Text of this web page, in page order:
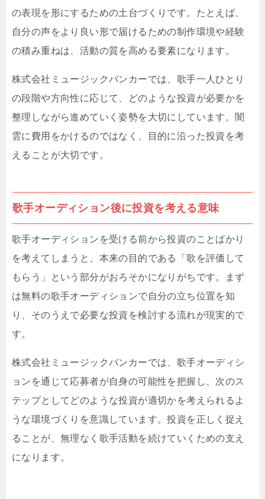
の表現を形にするための土台づくりです。たとえば、
自分の声をより良い形で届けるための制作環境や経験
の積み重ねは、活動の質を高める要素になります。
株式会社ミュージックバンカーでは、歌手一人ひとり
の段階や方向性に応じて、どのような投資が必要かを
整理しながら進めていく姿勢を大切にしています。闇
雲に費用をかけるのではなく、目的に沿った投資を考
えることが大切です。
歌手オーディション後に投資を考える意味
歌手オーディションを受ける前から投資のことばかり
を考えてしまうと、本来の目的である「歌を評価して
もらう」という部分がおろそかになりがちです。まず
は無料の歌手オーディションで自分の立ち位置を知
り、そのうえで必要な投資を検討する流れが現実的で
す。
株式会社ミュージックバンカーでは、歌手オーディシ
ョンを通じて応募者が自身の可能性を把握し、次のス
テップとしてどのような投資が適切かを考えられるよ
うな環境づくりを意識しています。投資を正しく捉え
ることが、無理なく歌手活動を続けていくための支え
になります。